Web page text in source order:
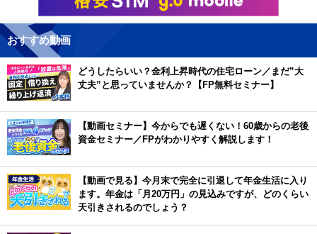
おすすめ動画
どうしたらいい？金利上昇時代の住宅ローン／まだ”大
丈夫”と思っていませんか？【FP無料セミナー】
【動画セミナー】今からでも遅くない！60歳からの老後
資金セミナー／FPがわかりやすく解説します！
【動画で見る】今月末で完全に引退して年金生活に入り
ます。年金は「月20万円」の見込みですが、どのくらい
天引きされるのでしょう？